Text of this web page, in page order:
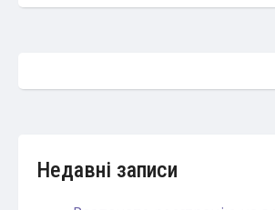
Недавні записи